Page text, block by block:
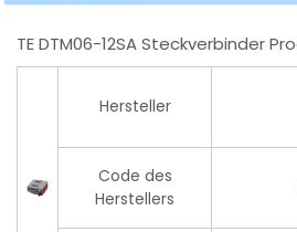
TE DTM06-12SA Steckverbinder
Hersteller
Code des
Herstellers